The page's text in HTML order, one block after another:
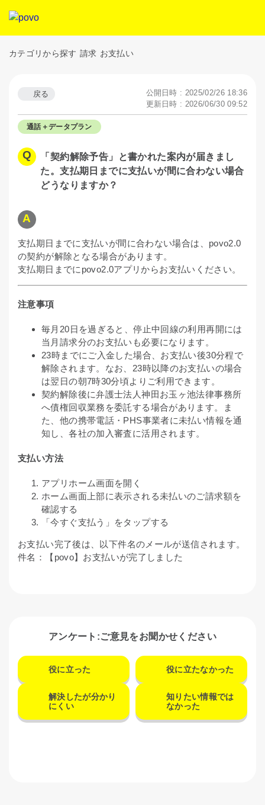
カテゴリから探す 請求 お支払い
戻る
公開日時 : 2025/02/26 18:36
更新日時 : 2026/06/30 09:52
通話＋データプラン
「契約解除予告」と書かれた案内が届きまし
た。支払期日までに支払いが間に合わない場合
どうなりますか？
支払期日までに支払いが間に合わない場合は、povo2.0
の契約が解除となる場合があります。
支払期日までにpovo2.0アプリからお支払いください。
注意事項
毎月20日を過ぎると、停止中回線の利用再開には
当月請求分のお支払いも必要になります。
23時までにご入金した場合、お支払い後30分程で
解除されます。なお、23時以降のお支払いの場合
は翌日の朝7時30分頃よりご利用できます。
契約解除後に弁護士法人神田お玉ヶ池法律事務所
へ債権回収業務を委託する場合があります。ま
た、他の携帯電話・PHS事業者に未払い情報を通
知し、各社の加入審査に活用されます。
支払い方法
アプリホーム画面を開く
ホーム画面上部に表示される未払いのご請求額を
確認する
「今すぐ支払う」をタップする
お支払い完了後は、以下件名のメールが送信されます。
件名：【povo】お支払いが完了しました
アンケート:ご意見をお聞かせください
役に立った 役に立たなかった
解決したが分かり
にくい
知りたい情報では
なかった